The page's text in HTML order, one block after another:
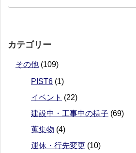
カテゴリー
その他 (109)
PIST6 (1)
イベント (22)
建設中・工事中の様子 (69)
蒐集物 (4)
運休・行先変更 (10)